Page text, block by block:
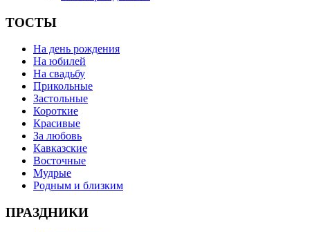
ТОСТЫ
На день рождения
На юбилей
На свадьбу
Прикольные
Застольные
Короткие
Красивые
За любовь
Кавказские
Восточные
Мудрые
Родным и близким
ПРАЗДНИКИ